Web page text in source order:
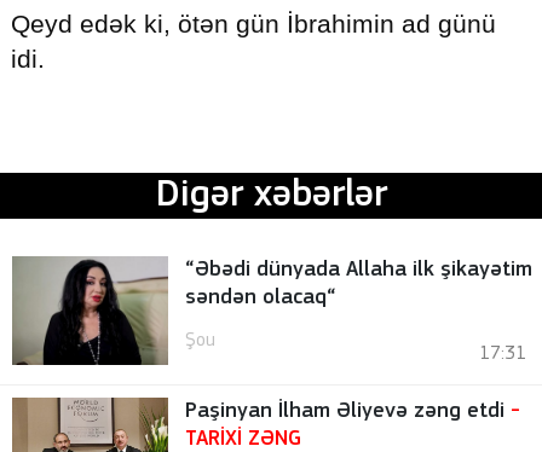
Qeyd edək ki, ötən gün İbrahimin ad günü
idi.
Digər xəbərlər
“Əbədi dünyada Allaha ilk şikayətim
səndən olacaq“
Şou
17:31
Paşinyan İlham Əliyevə zəng etdi -
TARİXİ ZƏNG